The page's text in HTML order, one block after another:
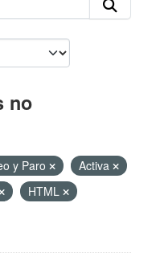
no
y Paro
Activa
HTML